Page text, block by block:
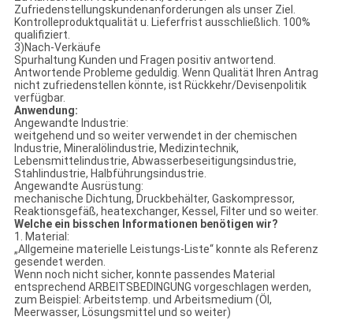
Zufriedenstellungskundenanforderungen als unser Ziel.
Kontrolleproduktqualität u. Lieferfrist ausschließlich. 100%
qualifiziert.
3)Nach-Verkäufe
Spurhaltung Kunden und Fragen positiv antwortend.
Antwortende Probleme geduldig. Wenn Qualität Ihren Antrag
nicht zufriedenstellen könnte, ist Rückkehr/Devisenpolitik
verfügbar.
Anwendung:
Angewandte Industrie:
weitgehend und so weiter verwendet in der chemischen
Industrie, Mineralölindustrie, Medizintechnik,
Lebensmittelindustrie, Abwasserbeseitigungsindustrie,
Stahlindustrie, Halbführungsindustrie.
Angewandte Ausrüstung:
mechanische Dichtung, Druckbehälter, Gaskompressor,
Reaktionsgefäß, heatexchanger, Kessel, Filter und so weiter.
Welche ein bisschen Informationen benötigen wir?
1. Material:
„Allgemeine materielle Leistungs-Liste“ konnte als Referenz
gesendet werden.
Wenn noch nicht sicher, konnte passendes Material
entsprechend ARBEITSBEDINGUNG vorgeschlagen werden,
zum Beispiel: Arbeitstemp. und Arbeitsmedium (Öl,
Meerwasser, Lösungsmittel und so weiter)